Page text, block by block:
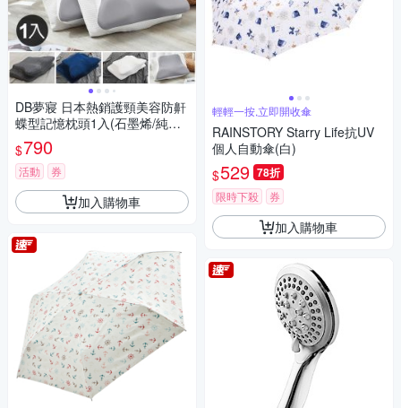
DB夢寢 日本熱銷護頸美容防鼾
蝶型記憶枕頭1入(石墨烯/純白/
深藍)
$790
活動 券
加入購物車
輕輕一按,立即開收傘
RAINSTORY Starry Life抗UV
個人自動傘(白)
$529 78折
限時下殺 券
加入購物車